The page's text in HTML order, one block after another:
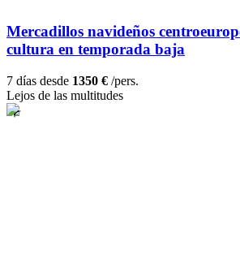
Mercadillos navideños
cultura en temporada baja
7 días desde 1350 € /pers.
Lejos de las multitudes